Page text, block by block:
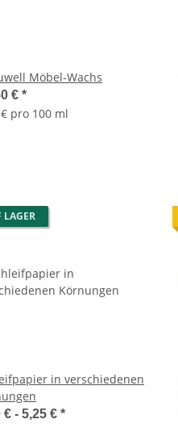
Möbel-Wachs
€ *
pro 100 ml
LAGER
in verschiedenen
€ - 5,25 € *